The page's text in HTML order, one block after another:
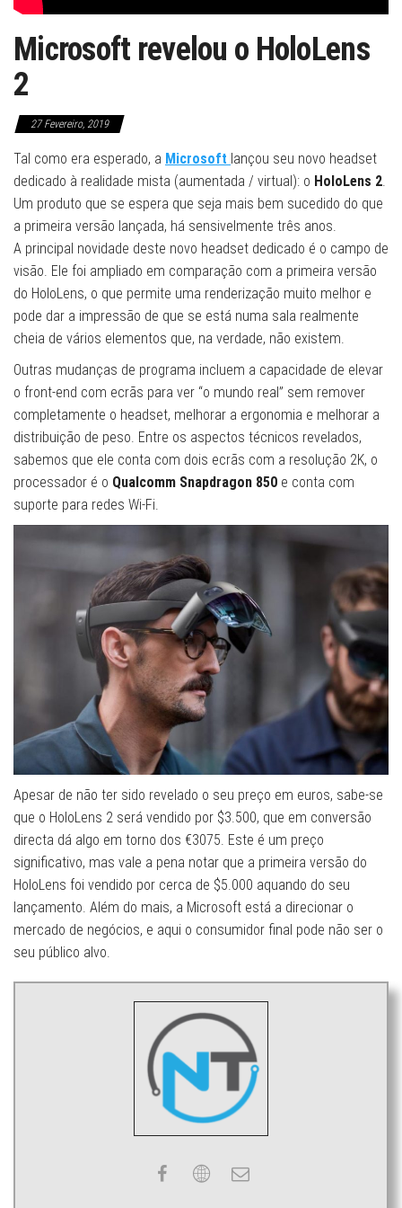
Microsoft revelou o HoloLens
2
27 Fevereiro, 2019
Tal como era esperado, a Microsoft lançou seu novo headset
dedicado à realidade mista (aumentada / virtual): o HoloLens 2.
Um produto que se espera que seja mais bem sucedido do que
a primeira versão lançada, há sensivelmente três anos.
A principal novidade deste novo headset dedicado é o campo de
visão. Ele foi ampliado em comparação com a primeira versão
do HoloLens, o que permite uma renderização muito melhor e
pode dar a impressão de que se está numa sala realmente
cheia de vários elementos que, na verdade, não existem.
Outras mudanças de programa incluem a capacidade de elevar
o front-end com ecrãs para ver “o mundo real” sem remover
completamente o headset, melhorar a ergonomia e melhorar a
distribuição de peso. Entre os aspectos técnicos revelados,
sabemos que ele conta com dois ecrãs com a resolução 2K, o
processador é o Qualcomm Snapdragon 850 e conta com
suporte para redes Wi-Fi.
Apesar de não ter sido revelado o seu preço em euros, sabe-se
que o HoloLens 2 será vendido por $3.500, que em conversão
directa dá algo em torno dos €3075. Este é um preço
significativo, mas vale a pena notar que a primeira versão do
HoloLens foi vendido por cerca de $5.000 aquando do seu
lançamento. Além do mais, a Microsoft está a direcionar o
mercado de negócios, e aqui o consumidor final pode não ser o
seu público alvo.